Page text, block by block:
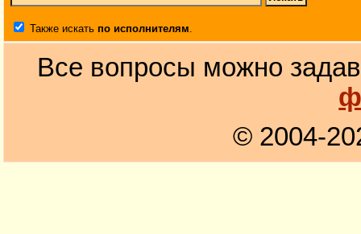
Также искать по исполнителям
Все вопросы можно
© 2004-